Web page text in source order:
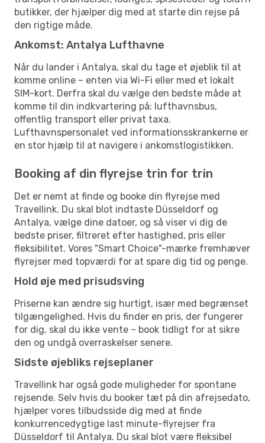
butikker, der hjælper dig med at starte din rejse på
den rigtige måde.
Ankomst: Antalya Lufthavne
Når du lander i Antalya, skal du tage et øjeblik til at
komme online – enten via Wi-Fi eller med et lokalt
SIM-kort. Derfra skal du vælge den bedste måde at
komme til din indkvartering på: lufthavnsbus,
offentlig transport eller privat taxa.
Lufthavnspersonalet ved informationsskrankerne er
en stor hjælp til at navigere i ankomstlogistikken.
Booking af din flyrejse trin for trin
Det er nemt at finde og booke din flyrejse med
Travellink. Du skal blot indtaste Düsseldorf og
Antalya, vælge dine datoer, og så viser vi dig de
bedste priser, filtreret efter hastighed, pris eller
fleksibilitet. Vores "Smart Choice"-mærke fremhæver
flyrejser med topværdi for at spare dig tid og penge.
Hold øje med prisudsving
Priserne kan ændre sig hurtigt, især med begrænset
tilgængelighed. Hvis du finder en pris, der fungerer
for dig, skal du ikke vente – book tidligt for at sikre
den og undgå overraskelser senere.
Sidste øjebliks rejseplaner
Travellink har også gode muligheder for spontane
rejsende. Selv hvis du booker tæt på din afrejsedato,
hjælper vores tilbudsside dig med at finde
konkurrencedygtige last minute-flyrejser fra
Düsseldorf til Antalya. Du skal blot være fleksibel